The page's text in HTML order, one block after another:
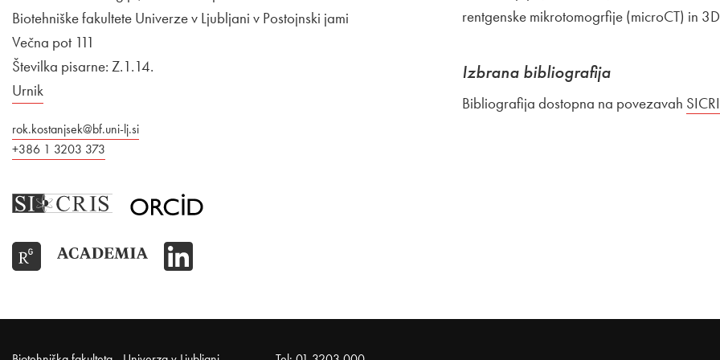
Biotehniške fakultete Univerze v Ljubljani v Postojnski jami
Večna pot 111
Številka pisarne: Z.1.14.
Urnik
rok.kostanjsek@bf.uni-lj.si
+386 1 3203 373
rentgenske mikrotomogrfije (microCT) in
Izbrana bibliografija
Bibliografija dostopna na povezavah